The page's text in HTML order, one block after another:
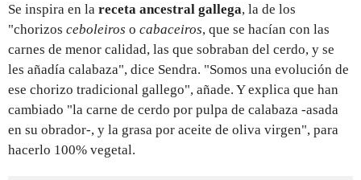
Se inspira en la receta ancestral gallega, la de los
"chorizos ceboleiros o cabaceiros, que se hacían con las
carnes de menor calidad, las que sobraban del cerdo, y se
les añadía calabaza", dice Sendra. "Somos una evolución de
ese chorizo tradicional gallego", añade. Y explica que han
cambiado "la carne de cerdo por pulpa de calabaza -asada
en su obrador-, y la grasa por aceite de oliva virgen", para
hacerlo 100% vegetal.